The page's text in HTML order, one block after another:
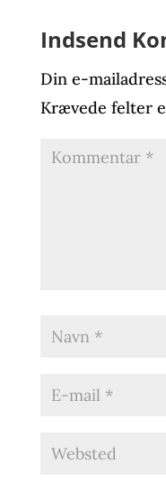
Indsend
Din e-
Krævede felter